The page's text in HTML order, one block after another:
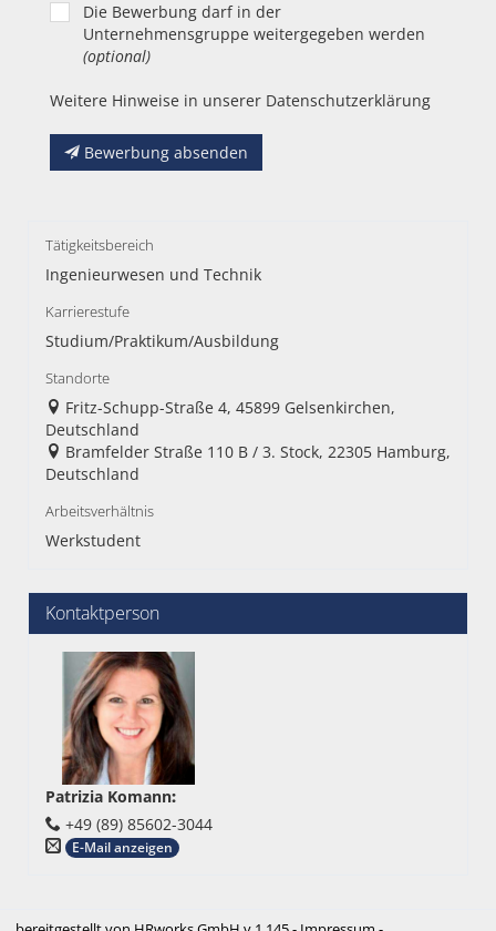
Die Bewerbung darf in der
Unternehmensgruppe weitergegeben werden
(optional)
Weitere Hinweise in unserer Datenschutzerklärung
Bewerbung absenden
Tätigkeitsbereich
Ingenieurwesen und Technik
Karrierestufe
Studium/Praktikum/Ausbildung
Standorte
Fritz-Schupp-Straße 4, 45899 Gelsenkirchen,
Deutschland
Bramfelder Straße 110 B / 3. Stock, 22305 Hamburg,
Deutschland
Arbeitsverhältnis
Werkstudent
Kontaktperson
Patrizia Komann:
+49 (89) 85602-3044
E-Mail anzeigen